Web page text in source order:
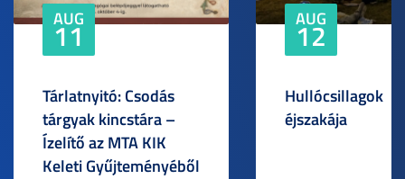
AUG
11
Tárlatnyitó: Csodás
tárgyak kincstára –
Ízelítő az MTA KIK
Keleti Gyűjteményéből
AUG
12
Hullócsillagok
éjszakája